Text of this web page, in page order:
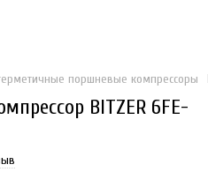
поршневые компрессоры
BITZER 6FE-